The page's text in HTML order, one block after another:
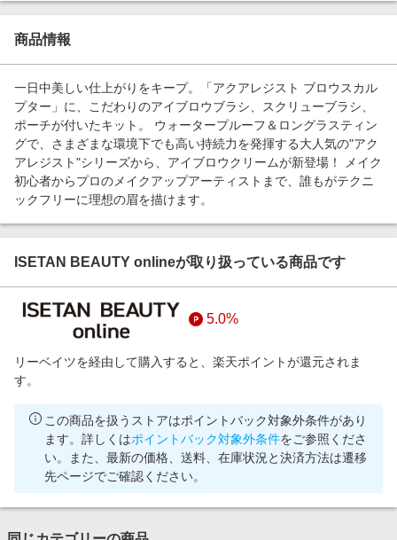
旅行・レジャー・ホテル予約
生活・お役立ち
金融・マネー・保険
デジタルコンテンツ
ビジネス・その他サービス
Apple公式サイト×楽天カード分割払い
Qoo10メガポ
週末の高還元 夏の長期版
商品情報
一日中美しい仕上がりをキープ。「アクアレジスト ブロウスカル
プター」に、こだわりのアイブロウブラシ、スクリューブラシ、
ポーチが付いたキット。 ウォータープルーフ＆ロングラスティン
グで、さまざまな環境下でも高い持続力を発揮する大人気の"アク
アレジスト"シリーズから、アイブロウクリームが新登場！ メイク
初心者からプロのメイクアップアーティストまで、誰もがテクニ
ックフリーに理想の眉を描けます。
ISETAN BEAUTY onlineが取り扱っている商品です
5.0%
リーベイツを経由して購入すると、楽天ポイントが還元されま
す。
この商品を扱うストアはポイントバック対象外条件があり
ます。詳しくはポイントバック対象外条件をご参照くださ
い。また、最新の価格、送料、在庫状況と決済方法は遷移
先ページでご確認ください。